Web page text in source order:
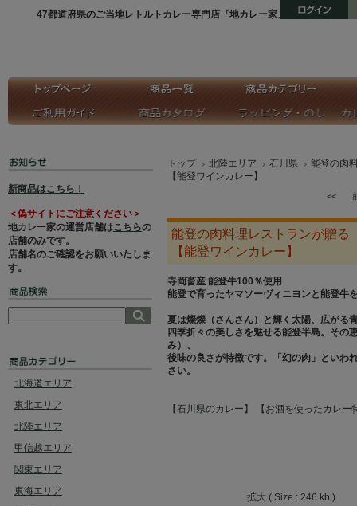
47都道府県のご当地レトルトカレー専門店『地カレー家』
新商品はこちら！
＜偽サイトにご注意ください＞
地カレー家の運営店舗はこちらの
店舗のみです。
店舗名のご確認をお願いいたしま
す。
北海道エリア
東北エリア
北陸エリア
甲信越エリア
関東エリア
東海エリア
トップ 北陸エリア 石川県
能登の肉
【能登ワインカレー】
<<
能登の肉料理レストランが贈る
【能登ワインカレー】
寺岡畜産 能登牛100％使用
能登で育ったヤマソーヴィニヨンと能登牛
夏は燦燦（さんさん）と輝く太陽、広がる
四季折々の美しさを魅せる能登半島。その
み）、
後味の良さが特徴です。「幻の肉」といわ
さい。
【石川県のカレー】 【お酒を使ったカレー
拡大 ( Size : 246 kb )